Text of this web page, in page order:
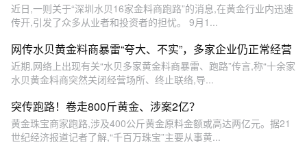
近日,一则关于“深圳水贝16家金料商跑路”的消息,在黄金行业内迅速
传开,引发了众多从业者和投资者的担忧。 9月1...
网传水贝黄金料商暴雷“夸大、不实”，多家企业仍正常经营
近期,网络上出现有关“水贝多家黄金料商暴雷、跑路”传言,称“十余家
水贝黄金料商突然关闭经营场所、终止联络,导...
突传跑路！卷走800斤黄金、涉案2亿？
黄金珠宝商家跑路,涉及400公斤黄金原料金额或高达两亿元。据21
世纪经济报道记者了解,“千百万珠宝”主要从事黄...